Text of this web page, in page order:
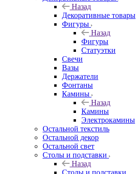
Назад
Декоративные товары
Фигуры
Назад
Фигуры
Статуэтки
Свечи
Вазы
Держатели
Фонтаны
Камины
Назад
Камины
Электрокамины
Остальной текстиль
Остальной декор
Остальной свет
Столы и подставки
Назад
Столы и подставки